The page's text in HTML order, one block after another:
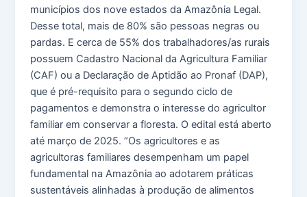
municípios dos nove estados da Amazônia Legal.
Desse total, mais de 80% são pessoas negras ou
pardas. E cerca de 55% dos trabalhadores/as rurais
possuem Cadastro Nacional da Agricultura Familiar
(CAF) ou a Declaração de Aptidão ao Pronaf (DAP),
que é pré-requisito para o segundo ciclo de
pagamentos e demonstra o interesse do agricultor
familiar em conservar a floresta. O edital está aberto
até março de 2025. “Os agricultores e as
agricultoras familiares desempenham um papel
fundamental na Amazônia ao adotarem práticas
sustentáveis alinhadas à produção de alimentos